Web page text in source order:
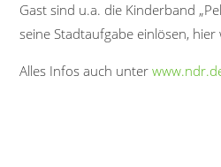
Gast sind u.a. die Kinderband
seine Stadtaufgabe einlösen,
Alles Infos auch unter